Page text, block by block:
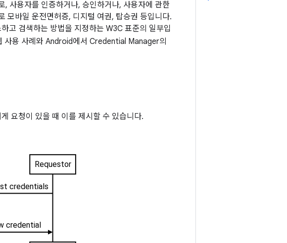
사용자를 인증하거나, 승인하거나, 사용자에 관한
모바일 운전면허증, 디지털 여권, 탑승권 등입니다.
고 검색하는 방법을 지정하는 W3C 표준의 일부입
사용 사례와 Android에서 Credential Manager의
요청이 있을 때 이를 제시할 수 있습니다.